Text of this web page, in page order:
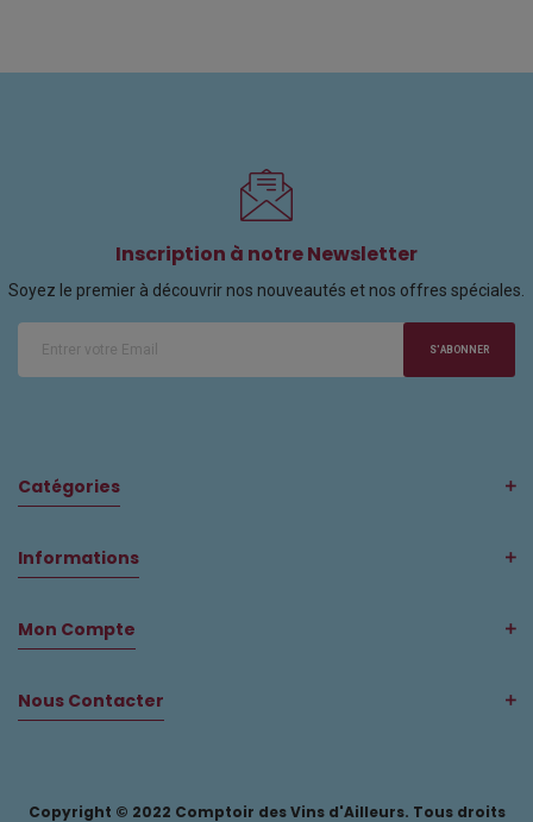
Inscription à notre Newsletter
Soyez le premier à découvrir nos nouveautés et nos offres spéciales.
S'ABONNER
Catégories
Informations
Mon Compte
Nous Contacter
Copyright © 2022 Comptoir des Vins d'Ailleurs. Tous droits